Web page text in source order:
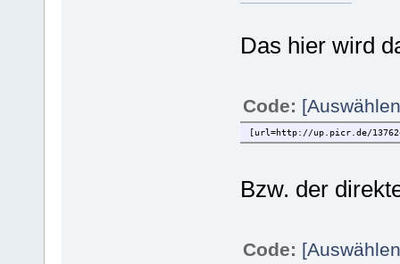
Das hier wird
Code:
[url=http://up.picr.de/
Bzw. der
Code: